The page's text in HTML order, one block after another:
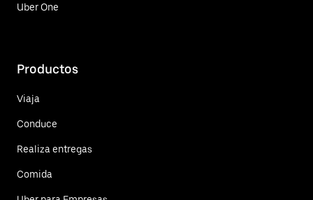
Uber One
Productos
Viaja
Conduce
Realiza entregas
Comida